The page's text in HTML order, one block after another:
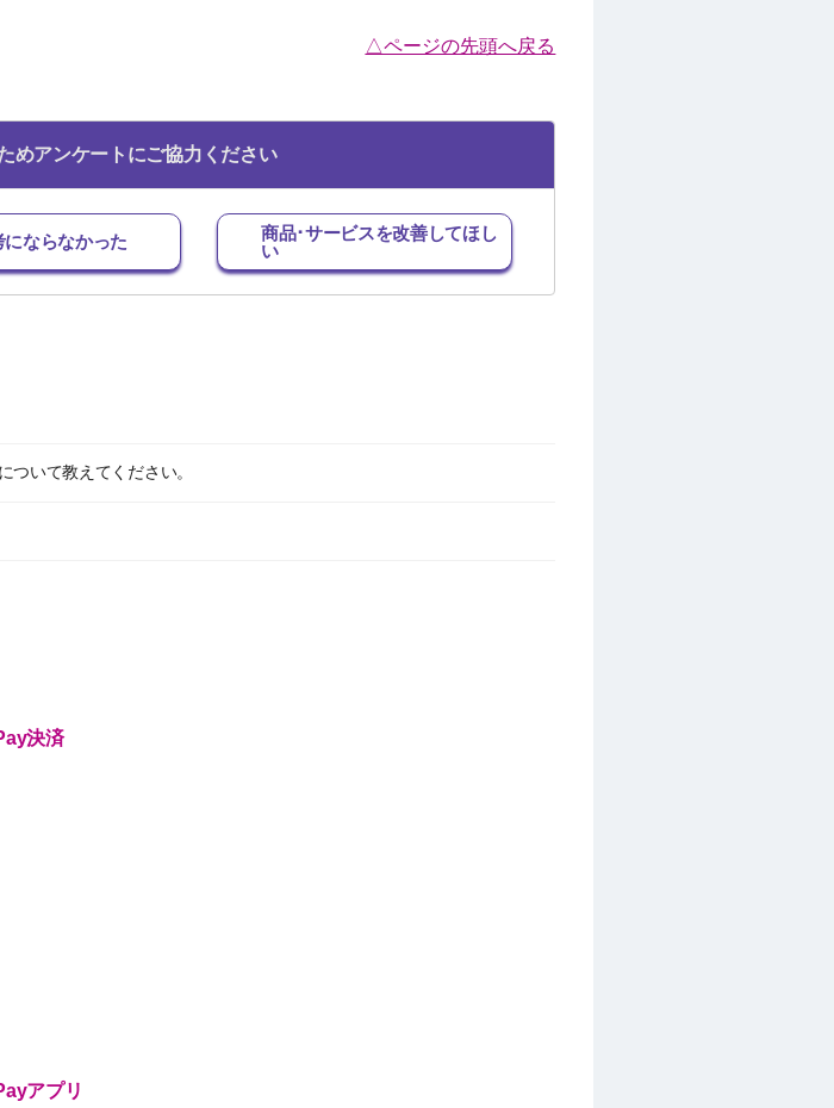
△ページの先頭へ戻る
めアンケートにご協力ください
にならなかった
商品･サービスを改善してほし
い
ついて教えてください。
決済
アプリ